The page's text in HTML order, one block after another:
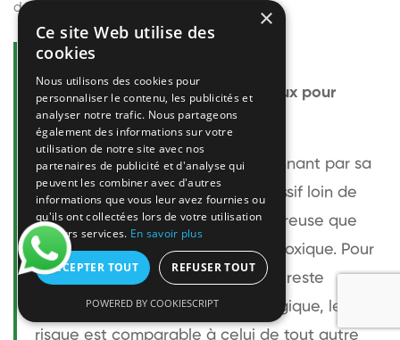
découvrir
Questions fréquentes
Le frelon européen est-il dangereux pour
l'homme ?
Le frelon européen est impressionnant par sa
taille mais relativement peu agressif loin de
son nid. Sa piqûre est plus douloureuse que
celle d'une guêpe sans être plus toxique. Pour
une personne non allergique, elle reste
bénigne. Pour une personne allergique, le
risque est comparable à celui de tout autre
×
Ce site Web utilise des
cookies
Nous utilisons des cookies pour
personnaliser le contenu, les publicités et
analyser notre trafic. Nous partageons
également des informations sur votre
utilisation de notre site avec nos
partenaires de publicité et d'analyse qui
peuvent les combiner avec d'autres
informations que vous leur avez fournies ou
qu'ils ont collectées lors de votre utilisation
de leurs services. En savoir plus
ACCEPTER TOUT REFUSER TOUT
POWERED BY COOKIESCRIPT